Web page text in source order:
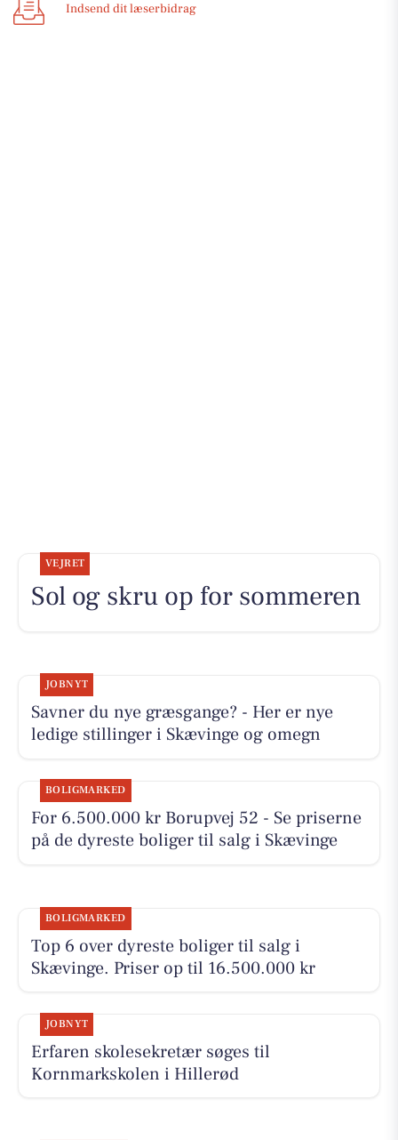
Indsend dit læserbidrag
VEJRET
Sol og skru op for sommeren
JOBNYT
Savner du nye græsgange? - Her er nye
ledige stillinger i Skævinge og omegn
BOLIGMARKED
For 6.500.000 kr Borupvej 52 - Se priserne
på de dyreste boliger til salg i Skævinge
BOLIGMARKED
Top 6 over dyreste boliger til salg i
Skævinge. Priser op til 16.500.000 kr
JOBNYT
Erfaren skolesekretær søges til
Kornmarkskolen i Hillerød